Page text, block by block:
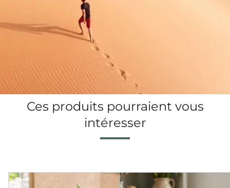
Ces produits pourraient vous
intéresser